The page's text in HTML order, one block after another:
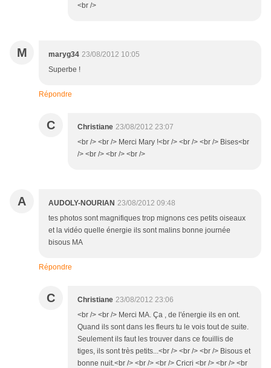
<br />
M maryg34 23/08/2012 10:05
Superbe !
Répondre
C Christiane 23/08/2012 23:07
<br /> <br /> Merci Mary !<br /> <br /> <br /> Bises<br
/> <br /> <br /> <br />
A AUDOLY-NOURIAN 23/08/2012 09:48
tes photos sont magnifiques trop mignons ces petits oiseaux
et la vidéo quelle énergie ils sont malins bonne journée
bisous MA
Répondre
C Christiane 23/08/2012 23:06
<br /> <br /> Merci MA. Ça , de l'énergie ils en ont.
Quand ils sont dans les fleurs tu le vois tout de suite.
Seulement ils faut les trouver dans ce fouillis de
tiges, ils sont très petits...<br /> <br /> <br /> Bisous et
bonne nuit.<br /> <br /> <br /> Cricri <br /> <br /> <br